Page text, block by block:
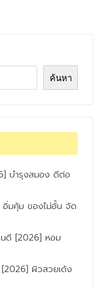
ค้นหา
บำรุงสมอง ดีต่อ
อิ่มคุ้ม ของไม่อั้น จัด
นดี [2026] หอม
ผิวสวยเด้ง